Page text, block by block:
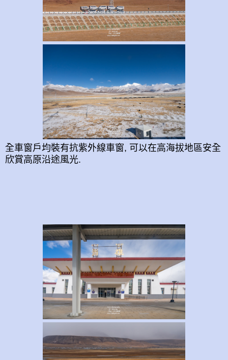
全車窗戶均裝有抗紫外線車窗, 可以在高海拔地區安全
欣賞高原沿途風光.